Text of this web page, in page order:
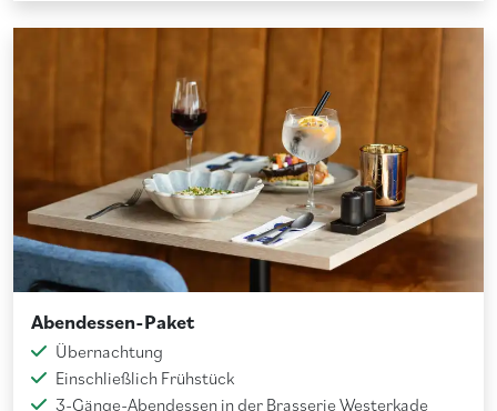
Abendessen-Paket
Übernachtung
Einschließlich Frühstück
3-Gänge-Abendessen in der Brasserie Westerkade